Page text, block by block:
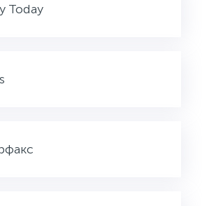
Today